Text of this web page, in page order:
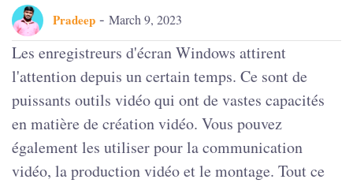
Pradeep - March 9, 2023
Les enregistreurs d'écran Windows attirent
l'attention depuis un certain temps. Ce sont de
puissants outils vidéo qui ont de vastes capacités
en matière de création vidéo. Vous pouvez
également les utiliser pour la communication
vidéo, la production vidéo et le montage. Tout ce